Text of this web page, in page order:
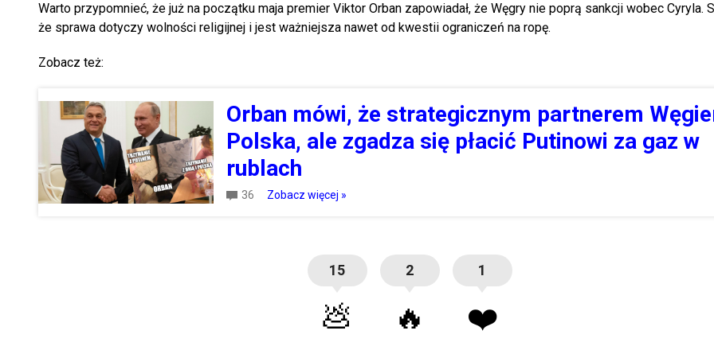
Warto przypomnieć, że już na początku maja premier Viktor Orban zapowiadał, że Węgry nie poprą sankcji wobec Cyryla.
że sprawa dotyczy wolności religijnej i jest ważniejsza nawet od kwestii ograniczeń na ropę.
Zobacz też:
Orban mówi, że strategicznym partnerem
Polska, ale zgadza się płacić Putinowi za gaz w
rublach
36 Zobacz więcej »
15
💩
2
🔥
1
❤️